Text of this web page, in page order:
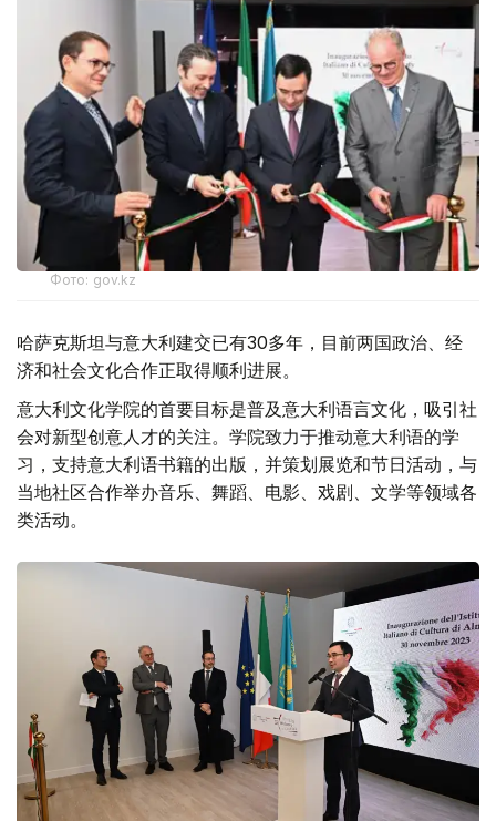
Фото: gov.kz
哈萨克斯坦与意大利建交已有30多年，目前两国政治、经
济和社会文化合作正取得顺利进展。
意大利文化学院的首要目标是普及意大利语言文化，吸引社
会对新型创意人才的关注。学院致力于推动意大利语的学
习，支持意大利语书籍的出版，并策划展览和节日活动，与
当地社区合作举办音乐、舞蹈、电影、戏剧、文学等领域各
类活动。